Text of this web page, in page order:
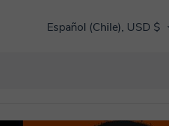
Español (Chile), USD $